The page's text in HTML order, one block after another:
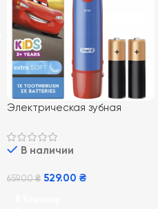
Электрическая зубная
Тачки (Cars)
В наличии
659.00₴ 529.00 ₴